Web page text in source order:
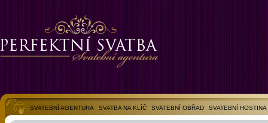
SVATEBNÍ AGENTURA SVATBA NA KLÍČ SVATEBNÍ OBŘAD
SVATEBNÍ HOSTINA
SVATEBNÍ FOTOGALERIE